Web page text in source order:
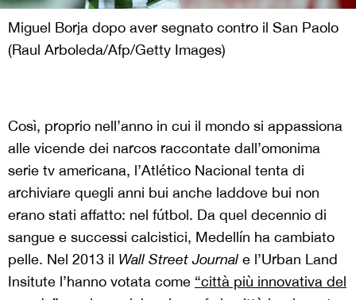
Miguel Borja dopo aver segnato contro il San Paolo
(Raul Arboleda/Afp/Getty Images)
Così, proprio nell’anno in cui il mondo si appassiona
alle vicende dei narcos raccontate dall’omonima
serie tv americana, l’Atlético Nacional tenta di
archiviare quegli anni bui anche laddove bui non
erano stati affatto: nel fútbol. Da quel decennio di
sangue e successi calcistici, Medellín ha cambiato
pelle. Nel 2013 il Wall Street Journal e l’Urban Land
Insitute l’hanno votata come “città più innovativa del